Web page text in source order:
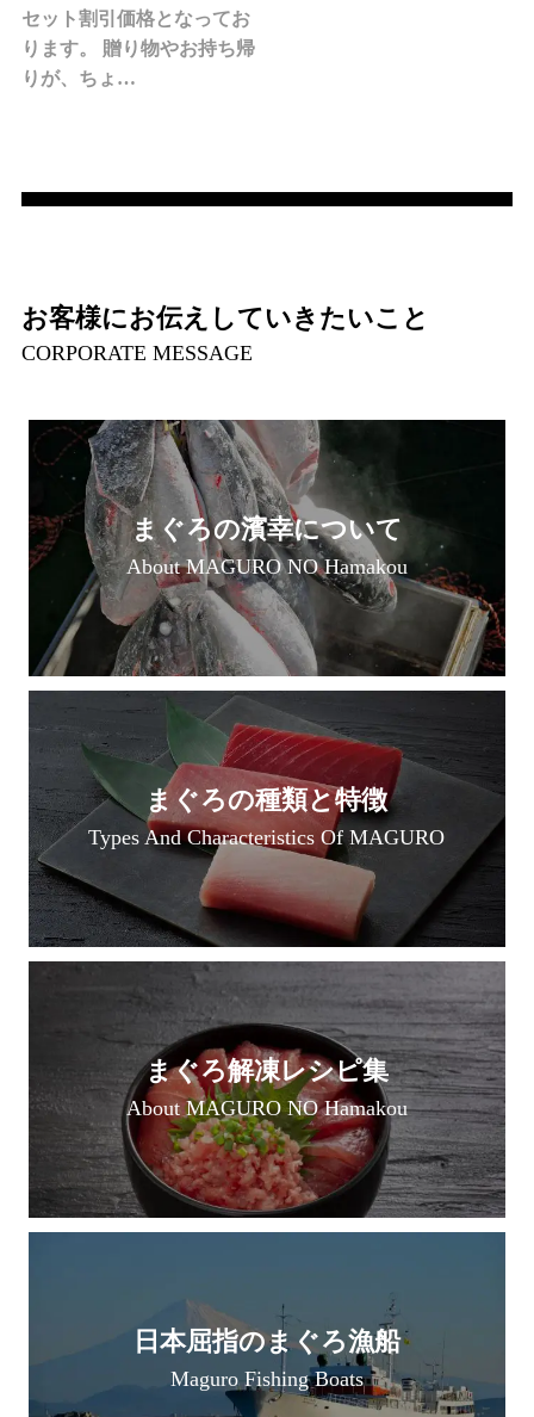
セット割引価格となってお
ります。 贈り物やお持ち帰
りが、ちょ…
お客様にお伝えしていきたいこと
CORPORATE MESSAGE
まぐろの濱幸について
About MAGURO NO Hamakou
まぐろの種類と特徴
Types And Characteristics Of MAGURO
まぐろ解凍レシピ集
About MAGURO NO Hamakou
日本屈指のまぐろ漁船
Maguro Fishing Boats